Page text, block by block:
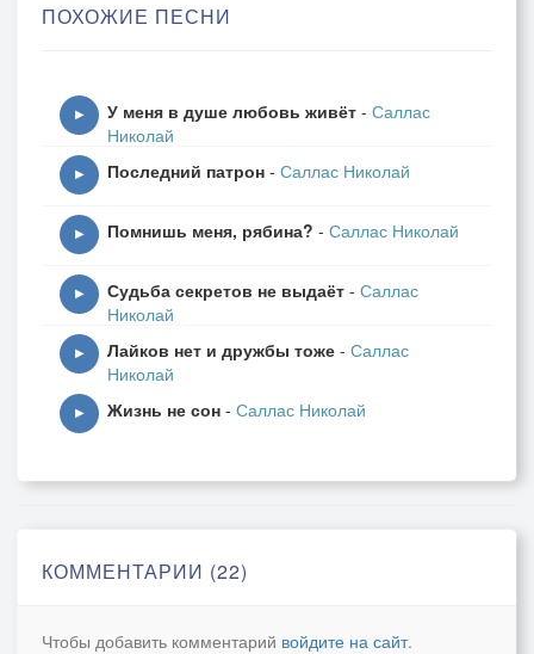
В вихре мыслей парит над Землёй.
Там весна пробуждает мечты.
Наступили её времена
Погружать мир в восторг красоты.
Не спасутся - ни льды, ни снега.
В русла рек, затоплять берега,
Под горячий людской пересуд.
ПОХОЖИЕ ПЕСНИ
▶ У меня в душе любовь живёт - Саллас
Николай
▶ Последний патрон - Саллас Николай
▶ Помнишь меня, рябина? - Саллас Николай
▶ Судьба секретов не выдаёт - Саллас
Николай
▶ Лайков нет и дружбы тоже - Саллас
Николай
▶ Жизнь не сон - Саллас Николай
КОММЕНТАРИИ (22)
Чтобы добавить комментарий войдите на сайт.